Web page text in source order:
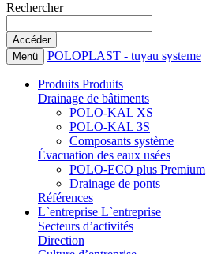
Rechercher
Menü POLOPLAST - tuyau systeme
Produits Produits
Drainage de bâtiments
POLO-KAL XS
POLO-KAL 3S
Composants système
Évacuation des eaux usées
POLO-ECO plus Premium
Drainage de ponts
Références
L`entreprise L`entreprise
Secteurs d’activités
Direction